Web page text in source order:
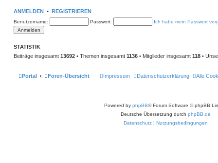
t
e
a
ANMELDEN • REGISTRIEREN
Benutzername: Passwort: Ich habe mein Passwort
STATISTIK
Beiträge insgesamt 13692 • Themen insgesamt 1136 • Mitglieder insgesamt 118 •
Portal Foren-Übersicht Alle
Datenschutzerklärung
Impressum
Powered by phpBB® Forum Software © phpBB
Deutsche Übersetzung durch phpBB.de
Datenschutz | Nutzungsbedingungen